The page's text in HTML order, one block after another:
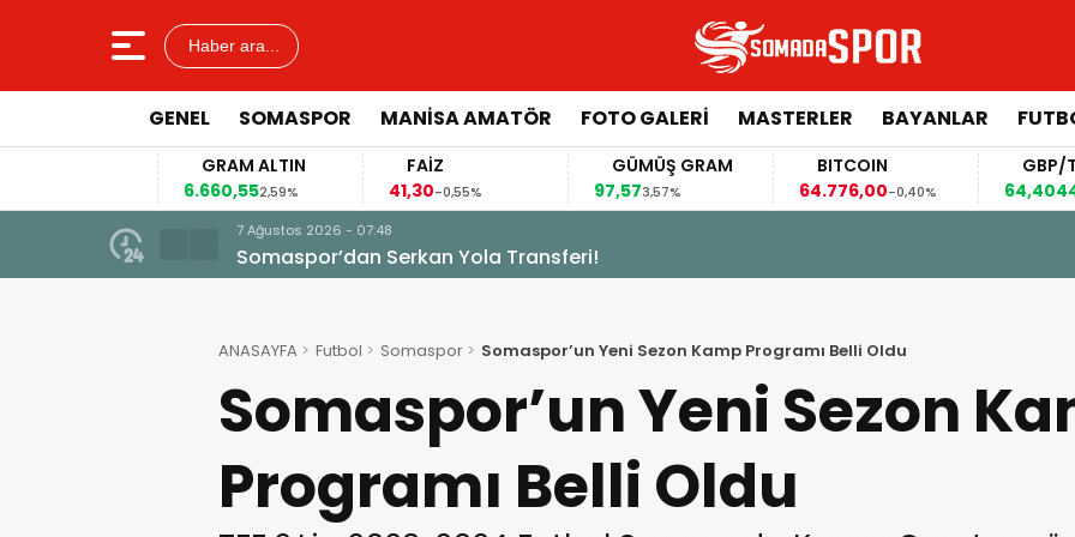
Haber ara...
GENEL SOMASPOR MANISA AMATÖR FOTO GALERI MASTERLER BAYANLAR
GRAM ALTIN
6.660,552,59%
FAİZ
41,30
-0,55%
GÜMÜŞ GRAM
97,57
3,57%
BITCOIN
64.776,00-0,40%
GBP/TRY
64,40440,34%
7 Ağustos 2026 - 07:48
Somaspor’dan Serkan Yola Transferi!
ANASAYFA Futbol Somaspor Somaspor’un Yeni Sezon Kamp Programı Belli Oldu
Somaspor’un Yeni Sezon
Programı Belli Oldu